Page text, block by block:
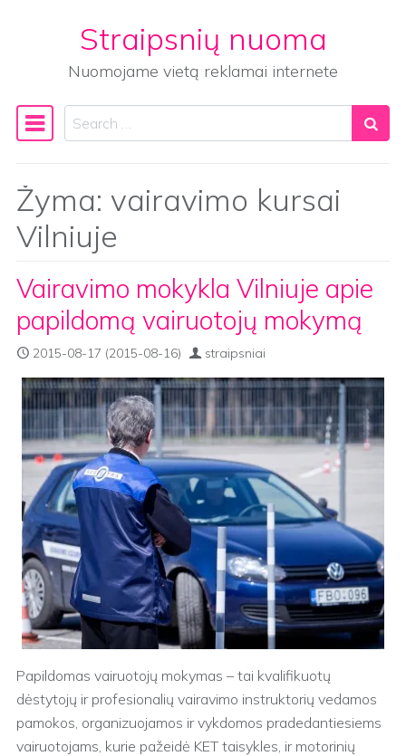
Straipsnių nuoma
Nuomojame vietą reklamai internete
Main Navigation
Search
Žyma: vairavimo kursai
Vilniuje
Vairavimo mokykla Vilniuje apie
papildomą vairuotojų mokymą
2015-08-17 (2015-08-16) straipsniai
Papildomas vairuotojų mokymas – tai kvalifikuotų
dėstytojų ir profesionalių vairavimo instruktorių vedamos
pamokos, organizuojamos ir vykdomos pradedantiesiems
vairuotojams, kurie pažeidė KET taisykles, ir motorinių